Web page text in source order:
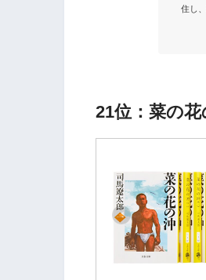
住し
21位：菜の花